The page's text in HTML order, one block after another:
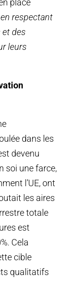
place
respectant
des
leurs
dans les
devenu
soi une farce,
l’UE, ont
les aires
totale
est
Cela
cible
qualitatifs